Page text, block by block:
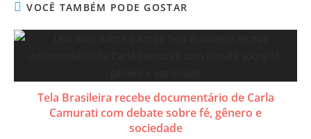
VOCÊ TAMBÉM PODE GOSTAR
Tela Brasileira recebe documentário de Carla
Camurati com debate sobre fé, gênero e
sociedade